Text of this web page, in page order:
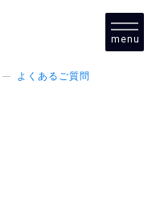
menu
close
よくあるご質問